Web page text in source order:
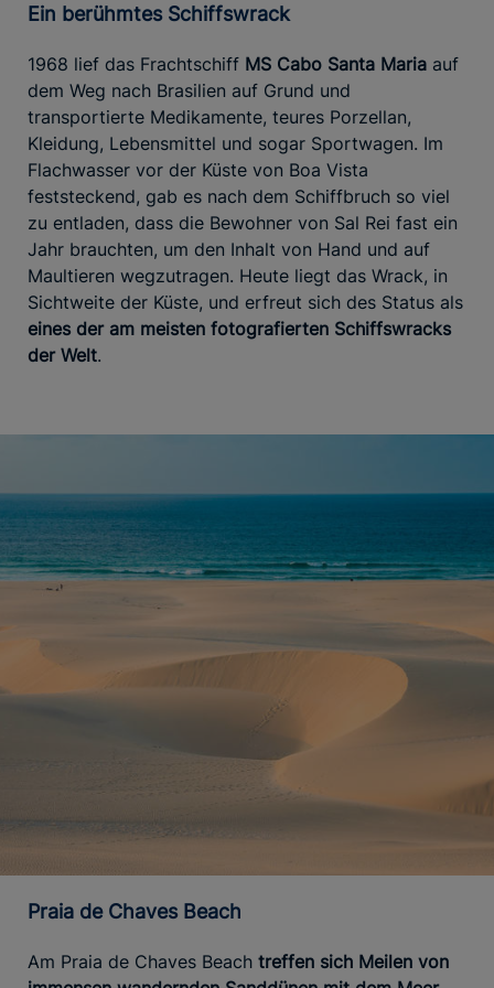
Ein berühmtes Schiffswrack
1968 lief das Frachtschiff MS Cabo Santa Maria auf
dem Weg nach Brasilien auf Grund und
transportierte Medikamente, teures Porzellan,
Kleidung, Lebensmittel und sogar Sportwagen. Im
Flachwasser vor der Küste von Boa Vista
feststeckend, gab es nach dem Schiffbruch so viel
zu entladen, dass die Bewohner von Sal Rei fast ein
Jahr brauchten, um den Inhalt von Hand und auf
Maultieren wegzutragen. Heute liegt das Wrack, in
Sichtweite der Küste, und erfreut sich des Status als
eines der am meisten fotografierten Schiffswracks
der Welt.
Praia de Chaves Beach
Am Praia de Chaves Beach treffen sich Meilen von